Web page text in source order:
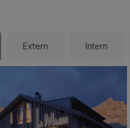
Extern Intern